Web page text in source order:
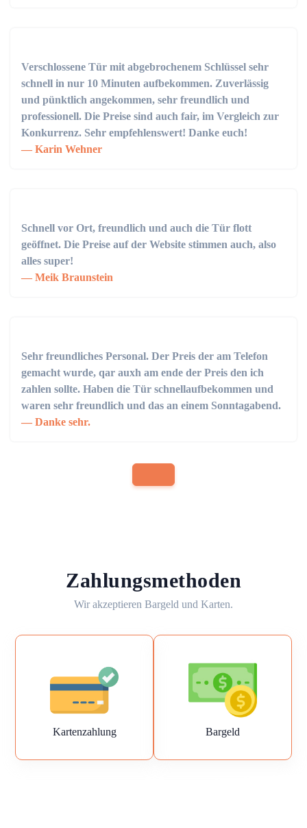
Verschlossene Tür mit abgebrochenem Schlüssel sehr
schnell in nur 10 Minuten aufbekommen. Zuverlässig
und pünktlich angekommen, sehr freundlich und
professionell. Die Preise sind auch fair, im Vergleich zur
Konkurrenz. Sehr empfehlenswert! Danke euch!
Karin Wehner
Schnell vor Ort, freundlich und auch die Tür flott
geöffnet. Die Preise auf der Website stimmen auch, also
alles super!
Meik Braunstein
Sehr freundliches Personal. Der Preis der am Telefon
gemacht wurde, qar auxh am ende der Preis den ich
zahlen sollte. Haben die Tür schnellaufbekommen und
waren sehr freundlich und das an einem Sonntagabend.
Danke sehr.
Zahlungsmethoden
Wir akzeptieren Bargeld und Karten.
Kartenzahlung Bargeld